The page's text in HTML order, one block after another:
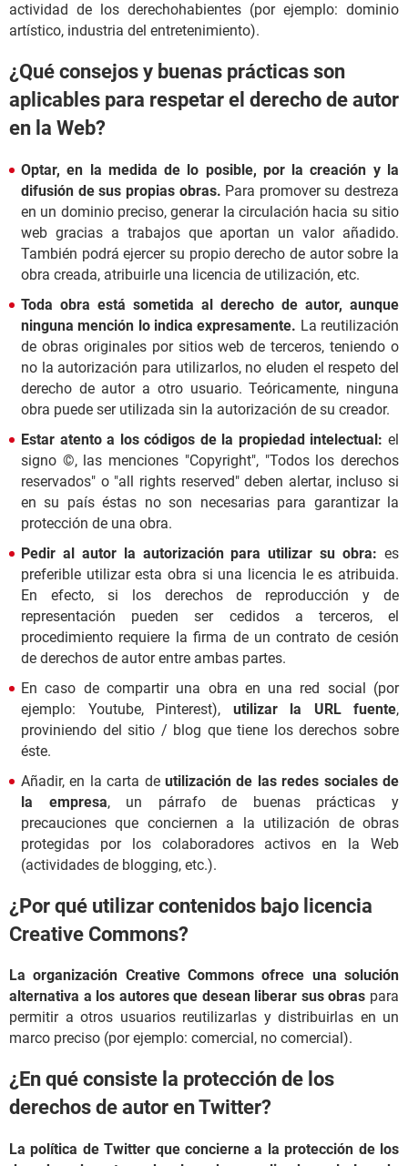
actividad de los derechohabientes (por ejemplo: dominio
artístico, industria del entretenimiento).
¿Qué consejos y buenas prácticas son
aplicables para respetar el derecho de autor
en la Web?
Optar, en la medida de lo posible, por la creación y la
difusión de sus propias obras. Para promover su destreza
en un dominio preciso, generar la circulación hacia su sitio
web gracias a trabajos que aportan un valor añadido.
También podrá ejercer su propio derecho de autor sobre la
obra creada, atribuirle una licencia de utilización, etc.
Toda obra está sometida al derecho de autor, aunque
ninguna mención lo indica expresamente. La reutilización
de obras originales por sitios web de terceros, teniendo o
no la autorización para utilizarlos, no eluden el respeto del
derecho de autor a otro usuario. Teóricamente, ninguna
obra puede ser utilizada sin la autorización de su creador.
Estar atento a los códigos de la propiedad intelectual: el
signo ©, las menciones "Copyright", "Todos los derechos
reservados" o "all rights reserved" deben alertar, incluso si
en su país éstas no son necesarias para garantizar la
protección de una obra.
Pedir al autor la autorización para utilizar su obra: es
preferible utilizar esta obra si una licencia le es atribuida.
En efecto, si los derechos de reproducción y de
representación pueden ser cedidos a terceros, el
procedimiento requiere la firma de un contrato de cesión
de derechos de autor entre ambas partes.
En caso de compartir una obra en una red social (por
ejemplo: Youtube, Pinterest), utilizar la URL fuente,
proviniendo del sitio / blog que tiene los derechos sobre
éste.
Añadir, en la carta de utilización de las redes sociales de
la empresa, un párrafo de buenas prácticas y
precauciones que conciernen a la utilización de obras
protegidas por los colaboradores activos en la Web
(actividades de blogging, etc.).
¿Por qué utilizar contenidos bajo licencia
Creative Commons?
La organización Creative Commons ofrece una solución
alternativa a los autores que desean liberar sus obras para
permitir a otros usuarios reutilizarlas y distribuirlas en un
marco preciso (por ejemplo: comercial, no comercial).
¿En qué consiste la protección de los
derechos de autor en Twitter?
La política de Twitter que concierne a la protección de los